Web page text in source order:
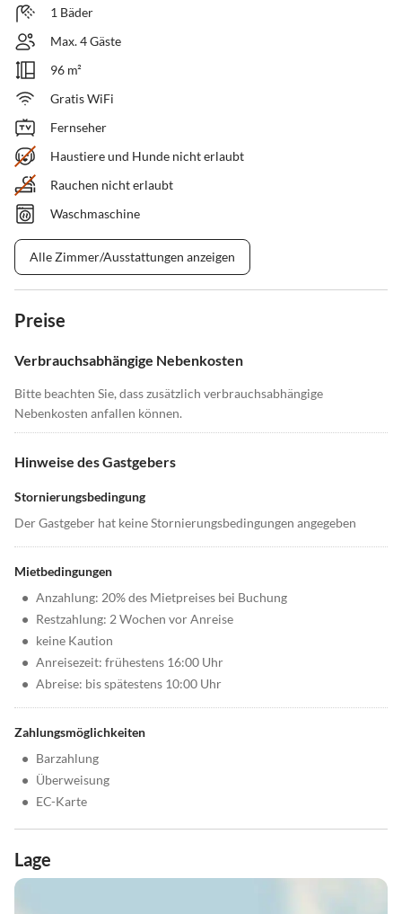
1 Bäder
Max. 4 Gäste
96 m²
Gratis WiFi
Fernseher
Haustiere und Hunde nicht erlaubt
Rauchen nicht erlaubt
Waschmaschine
Alle Zimmer/Ausstattungen anzeigen
Preise
Verbrauchsabhängige Nebenkosten
Bitte beachten Sie, dass zusätzlich verbrauchsabhängige
Nebenkosten anfallen können.
Hinweise des Gastgebers
Stornierungsbedingung
Der Gastgeber hat keine Stornierungsbedingungen angegeben
Mietbedingungen
• Anzahlung: 20% des Mietpreises bei Buchung
• Restzahlung: 2 Wochen vor Anreise
• keine Kaution
• Anreisezeit: frühestens 16:00 Uhr
• Abreise: bis spätestens 10:00 Uhr
Zahlungsmöglichkeiten
• Barzahlung
• Überweisung
• EC-Karte
Lage